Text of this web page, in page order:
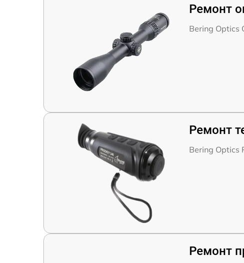
Ремонт
Bering Optics
Ремонт
Bering Optics
Ремонт